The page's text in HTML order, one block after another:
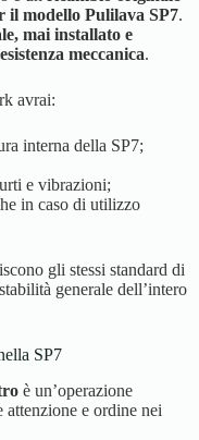
il modello Pulilava SP7.
mai installato e
meccanica.
avrai:
interna della SP7;
e vibrazioni;
in caso di utilizzo
gli stessi standard di
generale dell’intero
SP7
è un’operazione
e ordine nei